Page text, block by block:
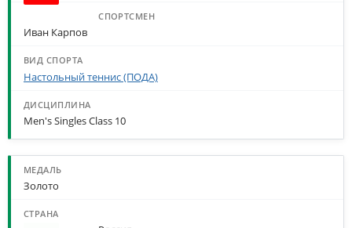
Иван Карпов
Настольный теннис (ПОДА)
Men's Singles Class 10
Золото